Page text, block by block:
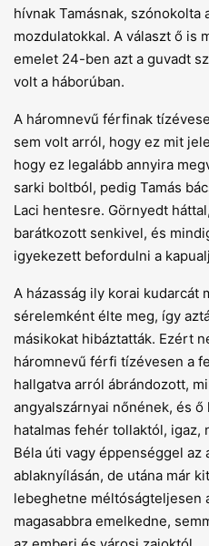
hívnak Tamásnak, szónokolta
mozdulatokkal. A választ ő is
emelet 24-ben azt a guvadt
volt a háborúban.
A háromnevű férfinak
sem volt arról, hogy ez mit
hogy ez legalább annyira
sarki boltból, pedig Tamás
Laci hentesre. Görnyedt
barátkozott senkivel, és
igyekezett befordulni a
A házasság ily korai kudarcát
sérelemként élte meg, így
másikokat hibáztatták. Ezért
háromnevű férfi tízévesen a
hallgatva arról ábrándozott,
angyalszárnyai nőnének, és
hatalmas fehér tollaktól, igaz,
Béla úti vagy éppenséggel az
ablaknyílásán, de utána már
lebeghetne méltóságteljesen
magasabbra emelkedne,